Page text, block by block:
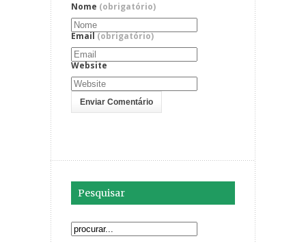
Nome (obrigatório)
Email(obrigatório)
Website
Pesquisar